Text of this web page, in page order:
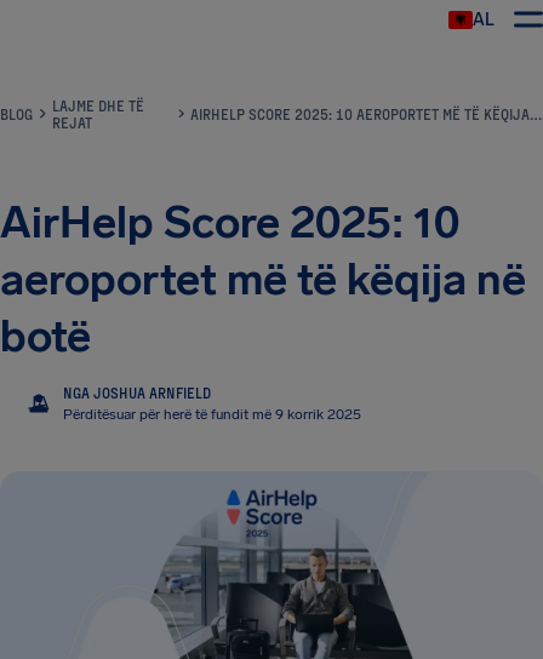
AL
BLOG
LAJME DHE TË
REJAT
AIRHELP SCORE 2025: 10 AEROPORTET MË TË KËQIJA NË BOTË
AirHelp Score 2025: 10
aeroportet më të këqija në
botë
JA
NGA JOSHUA ARNFIELD
Përditësuar për herë të fundit më 9 korrik 2025